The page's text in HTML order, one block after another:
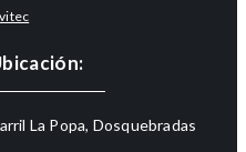
La Popa, Dosquebradas